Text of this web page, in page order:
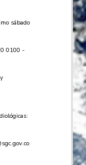
sábado
0100 -